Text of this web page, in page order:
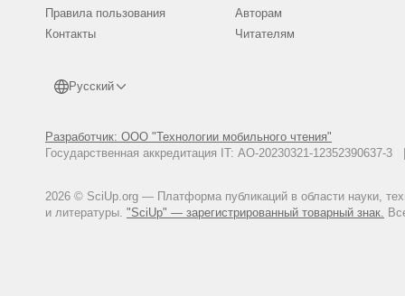
Правила пользования
Контакты
Русский
Разработчик: ООО "Технологии мобильного чтения"
Государственная аккредитация IT: АО-20230321-
2026 © SciUp.org — Платформа публикаций в области науки,
и литературы. "SciUp" — зарегистрированный товарный знак.
Авторам
Читателям